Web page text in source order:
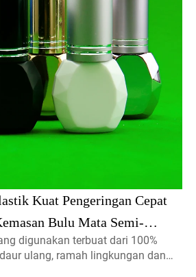
Kuat Pengeringan Cepat
Bulu Mata Semi-
digunakan terbuat dari 100%
ulang, ramah lingkungan dan